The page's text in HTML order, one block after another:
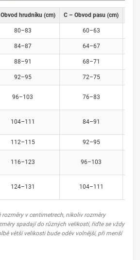
hrudníku (cm) C – Obvod pasu (cm)
80–83 60–63
84–87 64–67
88–91 68–71
92–95 72–75
96–103 76–83
104–111 84–91
112–115 92–95
116–123 96–103
124–131 104–111
v centimetrech, nikoliv rozměry
spadají do různých velikostí, řiďte se vždy
větší velikosti bude oděv volnější, při menší